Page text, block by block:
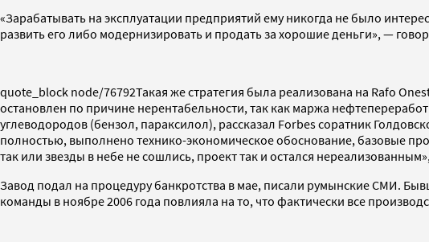
«Зарабатывать на эксплуатации предприятий ему никогда не было
развить его либо модернизировать и продать за хорошие деньги», —
quote_block node/76792Такая же стратегия была реализована на Rafo
остановлен по причине нерентабельности, так как маржа
углеводородов (бензол, параксилол), рассказал Forbes соратник
полностью, выполнено технико-экономическое обоснование, базовые
так или звезды в небе не сошлись, проект так и остался
Завод подал на процедуру банкротства в мае, писали румынские СМИ.
команды в ноябре 2006 года повлияла на то, что фактически все